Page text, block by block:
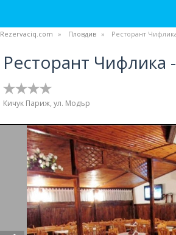
Rezervaciq.com Пловдив Ресторант
Ресторант Чифлика
Кичук Париж, ул. Модър